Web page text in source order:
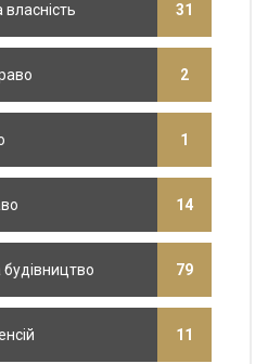
власність 31
2
1
14
будівництво 79
11